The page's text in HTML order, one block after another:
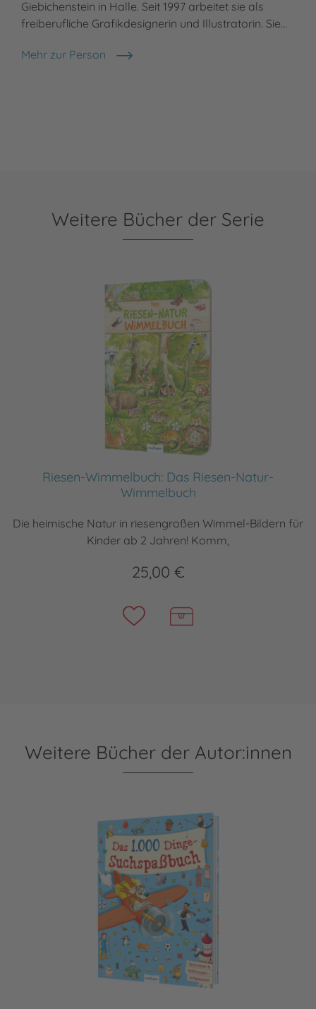
Giebichenstein in Halle. Seit 1997 arbeitet sie als
freiberufliche Grafikdesignerin und Illustratorin. Sie…
Mehr zur Person
Christine Henkel
Weitere Bücher der Serie
Riesen-Wimmelbuch: Das Riesen-Natur-
Wimmelbuch
Die heimische Natur in riesengroßen Wimmel-Bildern für
Kinder ab 2 Jahren! Komm,
25,00 €
Weitere Bücher der Autor:innen
Das 1000 Dinge-Suchspaßbuch